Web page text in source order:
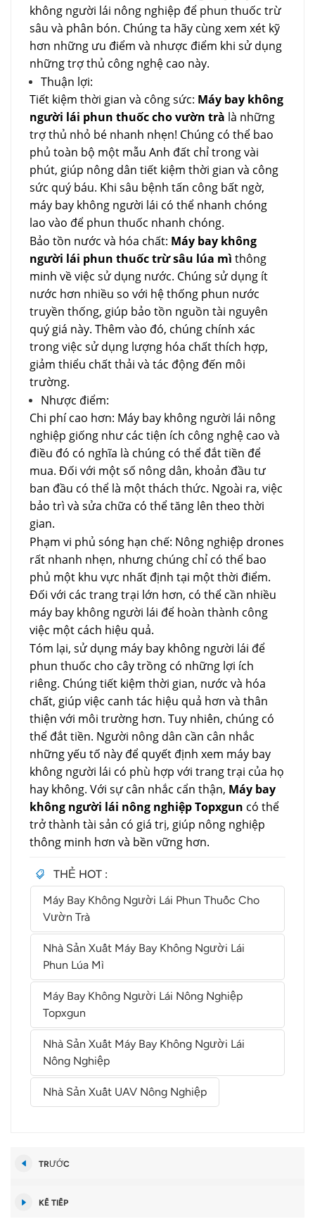
không người lái nông nghiệp để phun thuốc trừ
sâu và phân bón. Chúng ta hãy cùng xem xét kỹ
hơn những ưu điểm và nhược điểm khi sử dụng
những trợ thủ công nghệ cao này.
Thuận lợi:
Tiết kiệm thời gian và công sức: Máy bay không
người lái phun thuốc cho vườn trà là những
trợ thủ nhỏ bé nhanh nhẹn! Chúng có thể bao
phủ toàn bộ một mẫu Anh đất chỉ trong vài
phút, giúp nông dân tiết kiệm thời gian và công
sức quý báu. Khi sâu bệnh tấn công bất ngờ,
máy bay không người lái có thể nhanh chóng
lao vào để phun thuốc nhanh chóng.
Bảo tồn nước và hóa chất: Máy bay không
người lái phun thuốc trừ sâu lúa mì thông
minh về việc sử dụng nước. Chúng sử dụng ít
nước hơn nhiều so với hệ thống phun nước
truyền thống, giúp bảo tồn nguồn tài nguyên
quý giá này. Thêm vào đó, chúng chính xác
trong việc sử dụng lượng hóa chất thích hợp,
giảm thiểu chất thải và tác động đến môi
trường.
Nhược điểm:
Chi phí cao hơn: Máy bay không người lái nông
nghiệp giống như các tiện ích công nghệ cao và
điều đó có nghĩa là chúng có thể đắt tiền để
mua. Đối với một số nông dân, khoản đầu tư
ban đầu có thể là một thách thức. Ngoài ra, việc
bảo trì và sửa chữa có thể tăng lên theo thời
gian.
Phạm vi phủ sóng hạn chế: Nông nghiệp drones
rất nhanh nhẹn, nhưng chúng chỉ có thể bao
phủ một khu vực nhất định tại một thời điểm.
Đối với các trang trại lớn hơn, có thể cần nhiều
máy bay không người lái để hoàn thành công
việc một cách hiệu quả.
Tóm lại, sử dụng máy bay không người lái để
phun thuốc cho cây trồng có những lợi ích
riêng. Chúng tiết kiệm thời gian, nước và hóa
chất, giúp việc canh tác hiệu quả hơn và thân
thiện với môi trường hơn. Tuy nhiên, chúng có
thể đắt tiền. Người nông dân cần cân nhắc
những yếu tố này để quyết định xem máy bay
không người lái có phù hợp với trang trại của họ
hay không. Với sự cân nhắc cẩn thận, Máy bay
không người lái nông nghiệp Topxgun có thể
trở thành tài sản có giá trị, giúp nông nghiệp
thông minh hơn và bền vững hơn.
THẺ HOT :
Máy Bay Không Người Lái Phun Thuốc Cho
Vườn Trà
Nhà Sản Xuất Máy Bay Không Người Lái
Phun Lúa Mì
Máy Bay Không Người Lái Nông Nghiệp
Topxgun
Nhà Sản Xuất Máy Bay Không Người Lái
Nông Nghiệp
Nhà Sản Xuất UAV Nông Nghiệp
TRƯỚC
KẾ TIẾP